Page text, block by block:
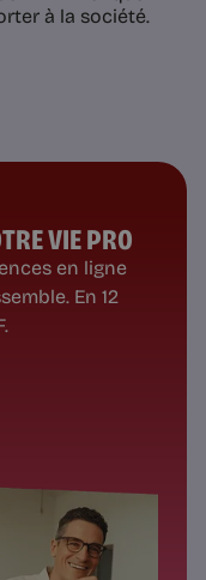
à la société.
VIE PRO
en ligne
En 12